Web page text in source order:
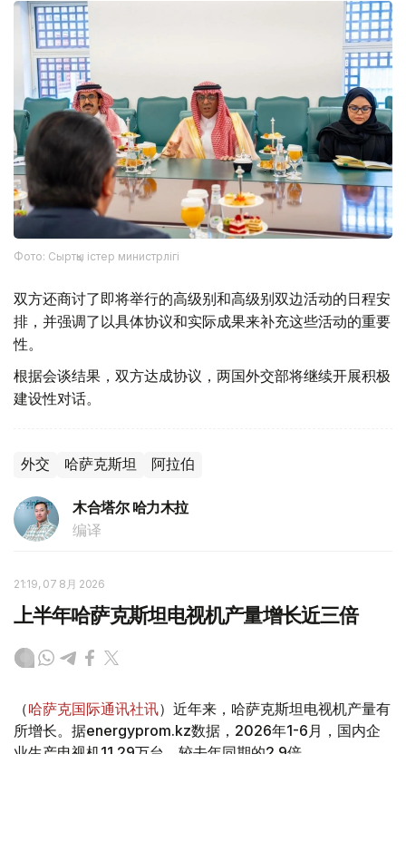
Фото: Сыртқы істер министрлігі
双方还商讨了即将举行的高级别和高级别双边活动的日程安
排，并强调了以具体协议和实际成果来补充这些活动的重要
性。
根据会谈结果，双方达成协议，两国外交部将继续开展积极
建设性对话。
外交 哈萨克斯坦 阿拉伯
木合塔尔 哈力木拉
编译
21:19, 07 8月 2026
上半年哈萨克斯坦电视机产量增长近三倍
（哈萨克国际通讯社讯）近年来，哈萨克斯坦电视机产量有
所增长。据energyprom.kz数据，2026年1-6月，国内企
业生产电视机11.29万台，较去年同期的2.9倍。